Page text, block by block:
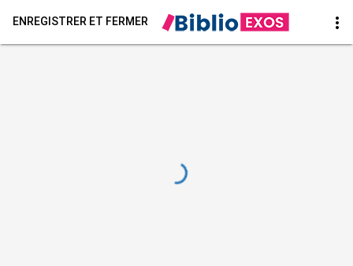
ENREGISTRER ET FERMER more_vert